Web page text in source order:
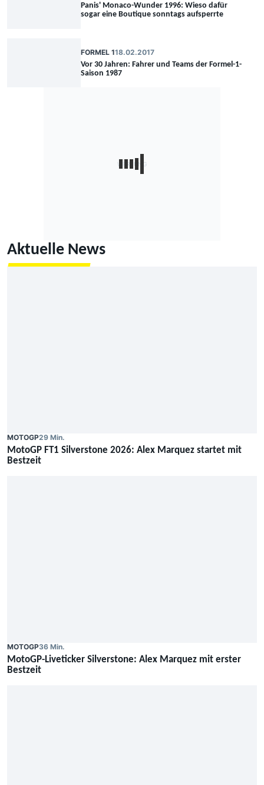
Panis' Monaco-Wunder 1996: Wieso dafür
sogar eine Boutique sonntags aufsperrte
FORMEL 118.02.2017
Vor 30 Jahren: Fahrer und Teams der Formel-1-
Saison 1987
Aktuelle News
MOTOGP29 Min.
MotoGP FT1 Silverstone 2026: Alex Marquez startet mit
Bestzeit
MOTOGP36 Min.
MotoGP-Liveticker Silverstone: Alex Marquez mit erster
Bestzeit